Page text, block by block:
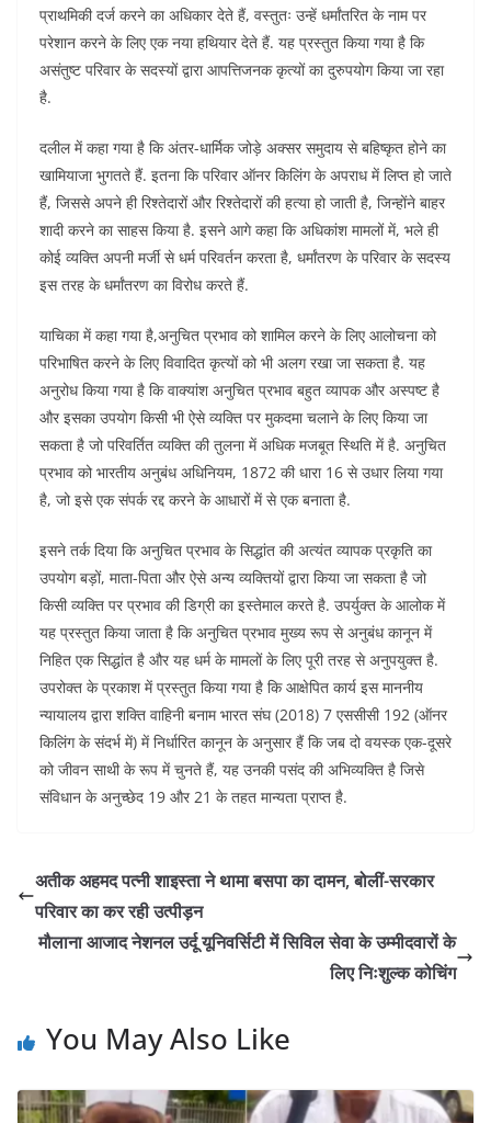
प्राथमिकी दर्ज करने का अधिकार देते हैं, वस्तुतः उन्हें धर्मांतरित के नाम पर
परेशान करने के लिए एक नया हथियार देते हैं. यह प्रस्तुत किया गया है कि
असंतुष्ट परिवार के सदस्यों द्वारा आपत्तिजनक कृत्यों का दुरुपयोग किया जा रहा
है.
दलील में कहा गया है कि अंतर-धार्मिक जोड़े अक्सर समुदाय से बहिष्कृत होने का
खामियाजा भुगतते हैं. इतना कि परिवार ऑनर किलिंग के अपराध में लिप्त हो जाते
हैं, जिससे अपने ही रिश्तेदारों और रिश्तेदारों की हत्या हो जाती है, जिन्होंने बाहर
शादी करने का साहस किया है. इसने आगे कहा कि अधिकांश मामलों में, भले ही
कोई व्यक्ति अपनी मर्जी से धर्म परिवर्तन करता है, धर्मांतरण के परिवार के सदस्य
इस तरह के धर्मांतरण का विरोध करते हैं.
याचिका में कहा गया है,अनुचित प्रभाव को शामिल करने के लिए आलोचना को
परिभाषित करने के लिए विवादित कृत्यों को भी अलग रखा जा सकता है. यह
अनुरोध किया गया है कि वाक्यांश अनुचित प्रभाव बहुत व्यापक और अस्पष्ट है
और इसका उपयोग किसी भी ऐसे व्यक्ति पर मुकदमा चलाने के लिए किया जा
सकता है जो परिवर्तित व्यक्ति की तुलना में अधिक मजबूत स्थिति में है. अनुचित
प्रभाव को भारतीय अनुबंध अधिनियम, 1872 की धारा 16 से उधार लिया गया
है, जो इसे एक संपर्क रद्द करने के आधारों में से एक बनाता है.
इसने तर्क दिया कि अनुचित प्रभाव के सिद्धांत की अत्यंत व्यापक प्रकृति का
उपयोग बड़ों, माता-पिता और ऐसे अन्य व्यक्तियों द्वारा किया जा सकता है जो
किसी व्यक्ति पर प्रभाव की डिग्री का इस्तेमाल करते है. उपर्युक्त के आलोक में
यह प्रस्तुत किया जाता है कि अनुचित प्रभाव मुख्य रूप से अनुबंध कानून में
निहित एक सिद्धांत है और यह धर्म के मामलों के लिए पूरी तरह से अनुपयुक्त है.
उपरोक्त के प्रकाश में प्रस्तुत किया गया है कि आक्षेपित कार्य इस माननीय
न्यायालय द्वारा शक्ति वाहिनी बनाम भारत संघ (2018) 7 एससीसी 192 (ऑनर
किलिंग के संदर्भ में) में निर्धारित कानून के अनुसार हैं कि जब दो वयस्क एक-दूसरे
को जीवन साथी के रूप में चुनते हैं, यह उनकी पसंद की अभिव्यक्ति है जिसे
संविधान के अनुच्छेद 19 और 21 के तहत मान्यता प्राप्त है.
अतीक अहमद पत्नी शाइस्ता ने थामा बसपा का दामन, बोलीं-सरकार
परिवार का कर रही उत्पीड़न
मौलाना आजाद नेशनल उर्दू यूनिवर्सिटी में सिविल सेवा के उम्मीदवारों के
लिए निःशुल्क कोचिंग
You May Also Like